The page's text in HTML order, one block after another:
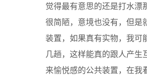
觉得最有意思的还是打水漂
很简陋，意境也没有，但是
装置，如果真有实物，我可
几趟，这样能真的跟人产生
来愉悦感的公共装置，在我